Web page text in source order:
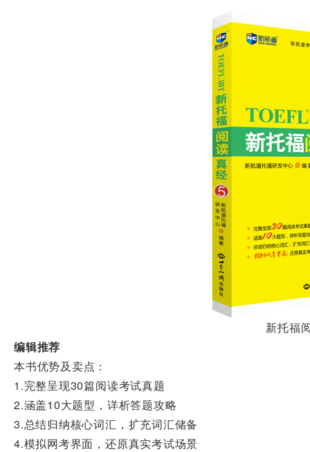
新托福
编辑推荐
本书优势及卖点：
1.完整呈现30篇阅读考试真题
2.涵盖10大题型，详析答题攻略
3.总结归纳核心词汇，扩充词汇储备
4.模拟网考界面，还原真实考试场景